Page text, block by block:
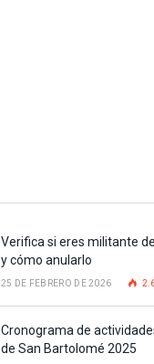
Verifica si eres militante
y cómo anularlo
25 DE FEBRERO DE 2026
Cronograma de
de San Bartolomé 2025